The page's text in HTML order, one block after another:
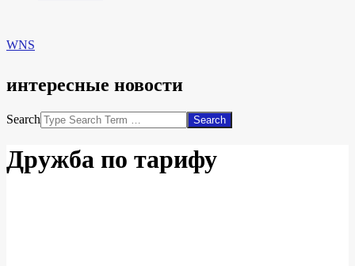
WNS
интересные новости
Search
Дружба по тарифу